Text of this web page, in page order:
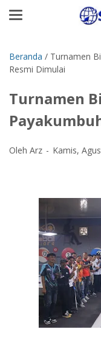
Beranda / Turnamen
Resmi Dimulai
Turnamen
Oleh Arz Kamis,